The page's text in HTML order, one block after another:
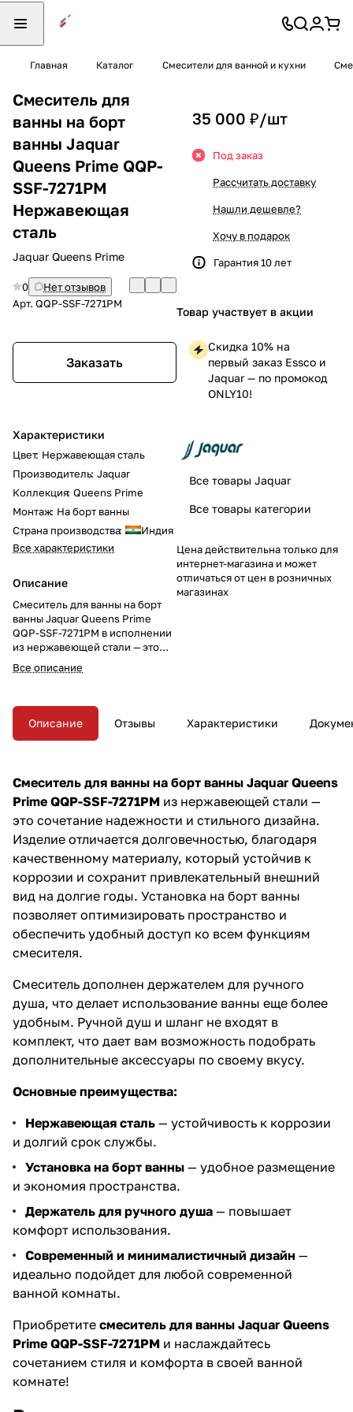
Главная Каталог Смесители для ванной и кухни
Смеситель для
ванны на борт
ванны Jaquar
Queens Prime QQP-
SSF-7271PM
Нержавеющая
сталь
Jaquar Queens Prime
0
Нет отзывов
Арт. QQP-SSF-7271PM
Заказать
Характеристики
Цвет: Нержавеющая сталь
Производитель: Jaquar
Коллекция: Queens Prime
Монтаж: На борт ванны
Страна производства:
Индия
Все характеристики
Описание
Смеситель для ванны на борт
ванны Jaquar Queens Prime
QQP-SSF-7271PM в исполнении
из нержавеющей стали — это
прочное и стильное решение
для вашей ванной. Добавьте
элегантный акцент в интерьер
уже сегодня!
Все описание
35 000 ₽/шт
Под заказ
Рассчитать доставку
Нашли дешевле?
Хочу в подарок
Гарантия 10 лет
Товар участвует в акции
Скидка 10% на
первый заказ Essco и
Jaquar — по промокод
ONLY10!
Все товары Jaquar
Все товары категории
Цена действительна только для
интернет-магазина и может
отличаться от цен в розничных
магазинах
Описание Отзывы Характеристики
Смеситель для ванны на борт ванны Jaquar Queens
Prime QQP-SSF-7271PM из нержавеющей стали —
это сочетание надежности и стильного дизайна.
Изделие отличается долговечностью, благодаря
качественному материалу, который устойчив к
коррозии и сохранит привлекательный внешний
вид на долгие годы. Установка на борт ванны
позволяет оптимизировать пространство и
обеспечить удобный доступ ко всем функциям
смесителя.
Смеситель дополнен держателем для ручного
душа, что делает использование ванны еще более
удобным. Ручной душ и шланг не входят в
комплект, что дает вам возможность подобрать
дополнительные аксессуары по своему вкусу.
Основные преимущества:
Нержавеющая сталь — устойчивость к коррозии
и долгий срок службы.
Установка на борт ванны — удобное размещение
и экономия пространства.
Держатель для ручного душа — повышает
комфорт использования.
Современный и минималистичный дизайн —
идеально подойдет для любой современной
ванной комнаты.
Приобретите смеситель для ванны Jaquar Queens
Prime QQP-SSF-7271PM и наслаждайтесь
сочетанием стиля и комфорта в своей ванной
комнате!